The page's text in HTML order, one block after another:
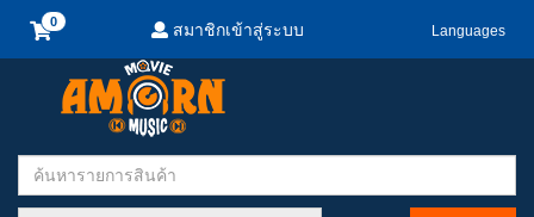
สมาชิกเข้าสู่ระบบ Languages